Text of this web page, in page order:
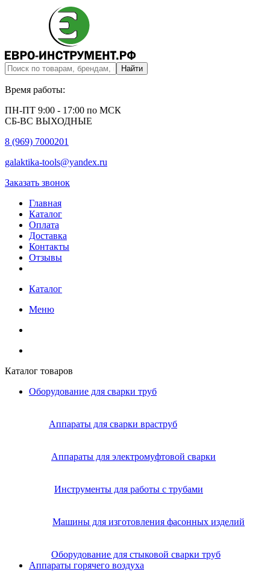
Время работы:
ПН-ПТ 9:00 - 17:00 по МСК
СБ-ВС ВЫХОДНЫЕ
8 (969) 7000201
galaktika-tools@yandex.ru
Заказать звонок
Главная
Каталог
Оплата
Доставка
Контакты
Отзывы
Каталог
Меню
Каталог товаров
Оборудование для сварки труб
Аппараты для сварки враструб
Аппараты для электромуфтовой сварки
Инструменты для работы с трубами
Машины для изготовления фасонных изделий
Оборудование для стыковой сварки труб
Аппараты горячего воздуха